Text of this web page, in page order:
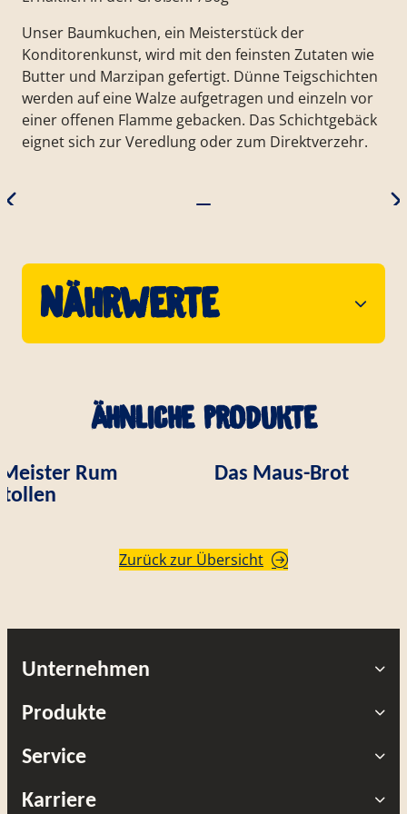
Unser Baumkuchen, ein Meisterstück der
Konditorenkunst, wird mit den feinsten Zutaten wie
Butter und Marzipan gefertigt. Dünne Teigschichten
werden auf eine Walze aufgetragen und einzeln vor
einer offenen Flamme gebacken. Das Schichtgebäck
eignet sich zur Veredlung oder zum Direktverzehr.
Nährwerte
Ähnliche Produkte
Rum
Das Maus-Brot
Zurück zur Übersicht
Unternehmen
Produkte
Service
Karriere